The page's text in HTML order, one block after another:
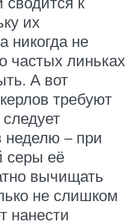
их
никогда не
частых линьках
А вот
требуют
следует
неделю – при
серы её
вычищать
не слишком
нанести